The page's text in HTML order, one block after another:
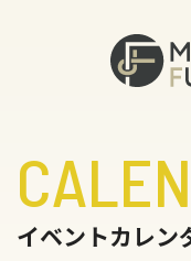
イベントカレン